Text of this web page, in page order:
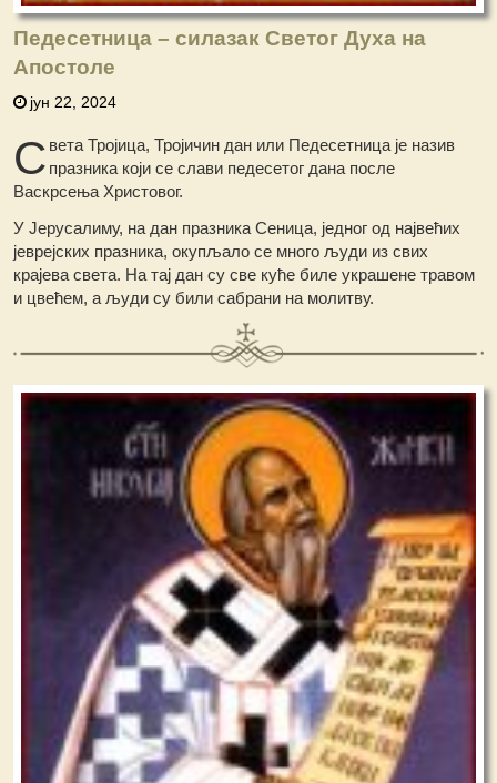
Педесетница – силазак Светог Духа на
Апостоле
јун 22, 2024
С вета Тројица, Тројичин дан или Педесетница је назив
празника који се слави педесетог дана после
Васкрсења Христовог.
У Јерусалиму, на дан празника Сеница, једног од највећих
јеврејских празника, окупљало се много људи из свих
крајева света. На тај дан су све куће биле украшене травом
и цвећем, а људи су били сабрани на молитву.